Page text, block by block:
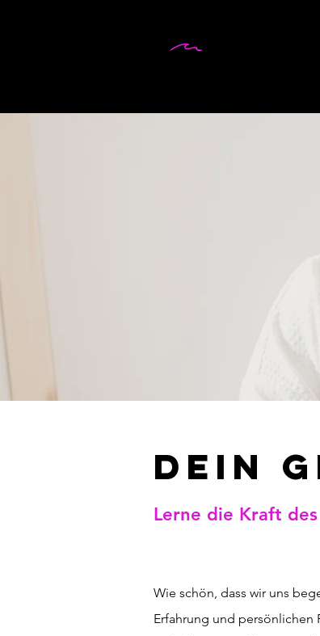
DEIN
Lerne die Kraft
Wie schön, dass wir uns
Erfahrung und persönlichen